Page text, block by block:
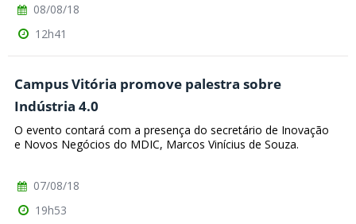
08/08/18
12h41
Campus Vitória promove palestra sobre
Indústria 4.0
O evento contará com a presença do secretário de Inovação
e Novos Negócios do MDIC, Marcos Vinícius de Souza.
07/08/18
19h53